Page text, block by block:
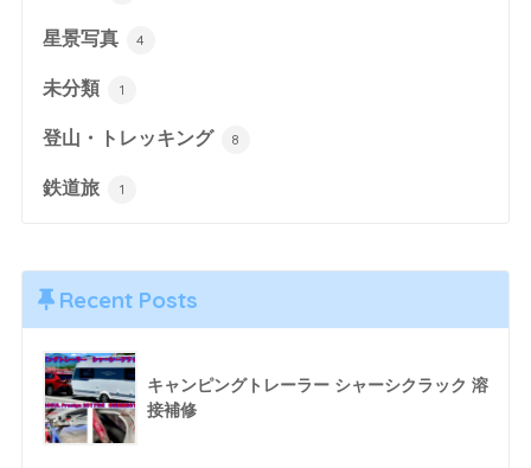
星景写真 4
未分類 1
登山・トレッキング 8
鉄道旅 1
Recent Posts
キャンピングトレーラー シャーシクラック 溶
接補修